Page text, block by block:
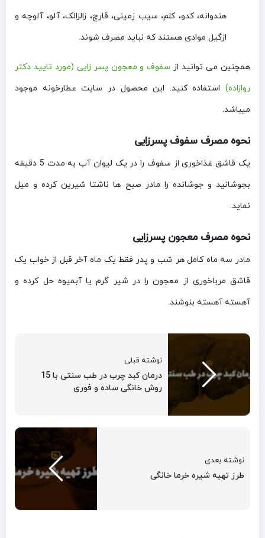
هندوانه، کدو، کلم، سیب زمینی، قارچ، زالزالک، آلو، آلوچه و
ازگیل موادی هستند که نباید مصرف شوند.
همچنین می توانید از سفوف و معجون پسر زایی (مورد تایید دکتر
روازاده) استفاده کنید. این محصول در سایت عطارخونه موجود
میباشد.
نحوه مصرف سفوف پسرزایی
یک قاشق غذاخوری از سفوف را در یک لیوان آب به مدت 5 دقیقه
بجوشانید و جوشانده را مادر صبح ها ناشتا شیرین کرده و میل
نماید.
نحوه مصرف معجون پسرزایی
مادر سه ماه کامل هر شب و پدر فقط یک ماه آخر قبل از خواب یک
قاشق مرباخوری از معجون را در شیر گرم یا آبمیوه حل کرده و
آهسته آهسته بنوشند.
نوشته قبلی
درمان کبد چرب در طب سنتی با 15
روش خانگی ساده و فوری
نوشته بعدی
طرز تهیه شیره خرما خانگی